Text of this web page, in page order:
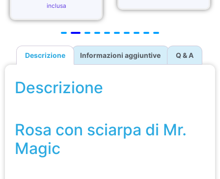
inclusa
Descrizione Informazioni aggiuntive Q & A
Descrizione
Rosa con sciarpa di Mr.
Magic